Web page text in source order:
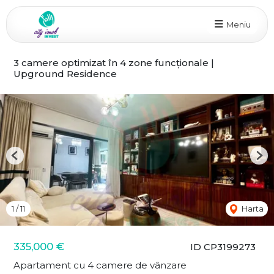
Meniu
3 camere optimizat în 4 zone funcționale |
Upground Residence
ID CP3199273
335,000 €
Apartament cu 4 camere de vânzare
1 /11 Harta
Previous